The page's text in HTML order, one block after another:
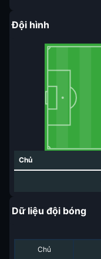
Đội hình
Chủ
Dữ liệu đội bóng
Chủ